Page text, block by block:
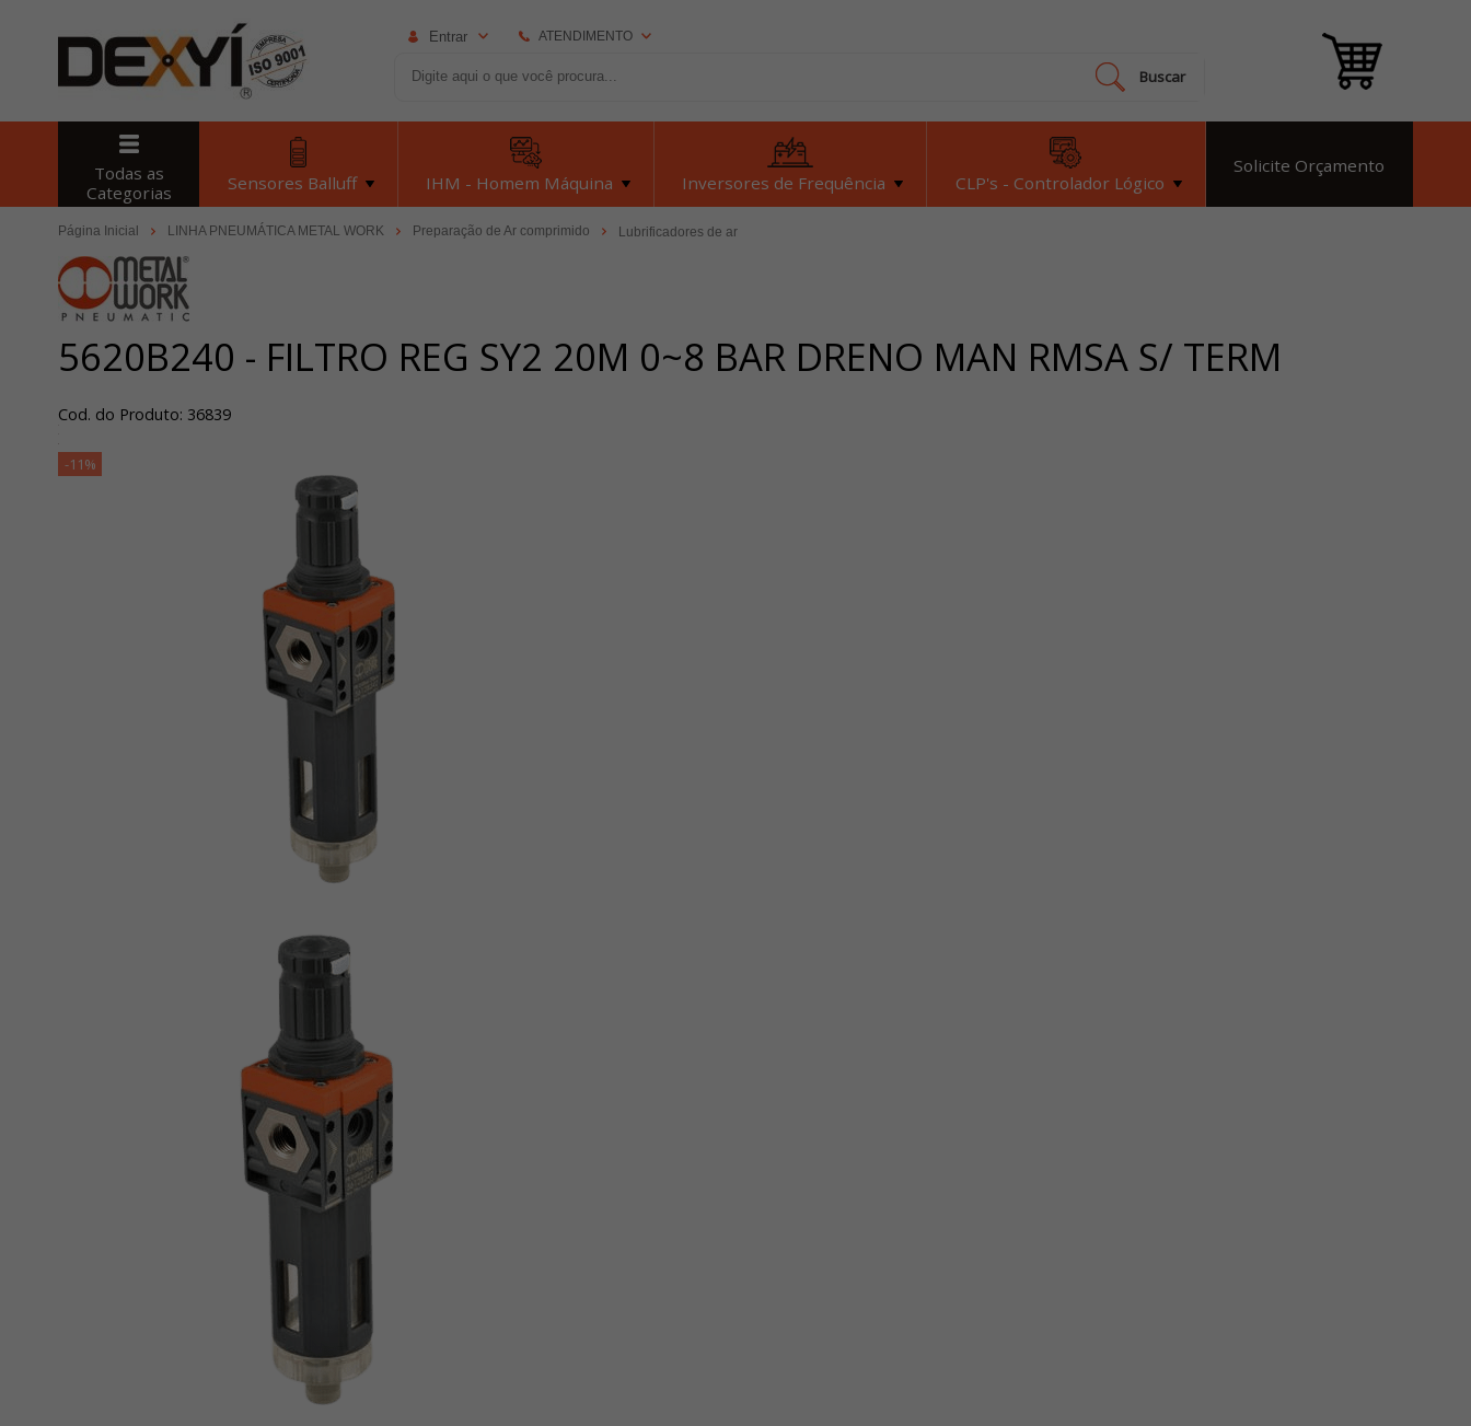
Entrar ATENDIMENTO
dexyiloja@dexyi.com.br
Atendimento Online
Buscar
Todas as
Categorias
Sensores Balluff IHM - Homem Máquina Inversores de Frequência CLP's - Controlador Lógico
Solicite Orçamento
Página Inicial LINHA PNEUMÁTICA METAL WORK Preparação de Ar comprimido Lubrificadores de ar
5620B240 - FILTRO REG SY2 20M 0~8 BAR DRENO MAN RMSA S/ TERM
Cod. do Produto: 36839
-11%